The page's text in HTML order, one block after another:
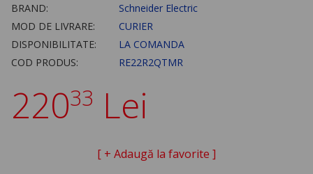
BRAND:
Schneider Electric
MOD DE LIVRARE:
CURIER
DISPONIBILITATE:
LA COMANDA
COD PRODUS:
RE22R2QTMR
22033 Lei
[ + Adaugă la favorite ]